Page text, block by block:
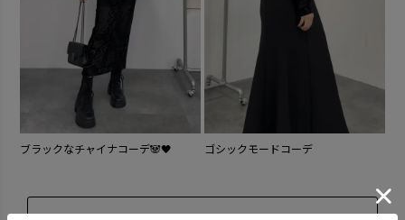
ブラックなチャイナコーデ🐼🖤 ゴシックモードコーデ